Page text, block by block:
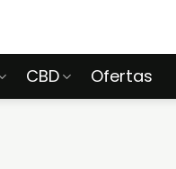
CBD Ofertas